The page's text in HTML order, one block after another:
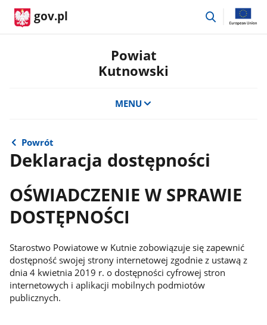
gov.pl
przejdź
Powiat
Kutnowski
MENU
Powrót
Deklaracja dostępności
OŚWIADCZENIE W SPRAWIE
DOSTĘPNOŚCI
Starostwo Powiatowe w Kutnie zobowiązuje się zapewnić
dostępność swojej strony internetowej zgodnie z ustawą z
dnia 4 kwietnia 2019 r. o dostępności cyfrowej stron
internetowych i aplikacji mobilnych podmiotów
publicznych.